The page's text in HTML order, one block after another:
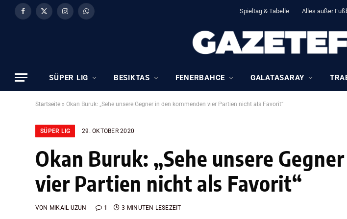
Facebook
X
InstagramWhatsApp Spieltag & Tabelle Alles außer
SÜPER LIG BESIKTAS FENERBAHCE GALATASARAY
Startseite » Okan Buruk: „Sehe unsere Gegner in den kommenden vier Partien nicht als Favorit“
SÜPER LIG 29. OKTOBER 2020
Okan Buruk: „Sehe unsere
vier Partien nicht als Favorit“
VON MIKAIL UZUN 1 3 MINUTEN LESEZEIT